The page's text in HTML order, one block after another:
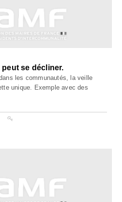
se décliner.
les communautés, la veille
unique. Exemple avec des